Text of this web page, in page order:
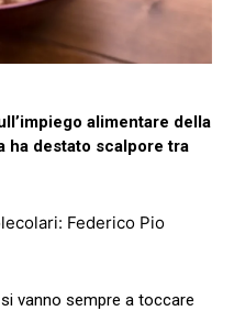
alimentare della
ha destato scalpore tra
Federico Pio
vanno sempre a toccare